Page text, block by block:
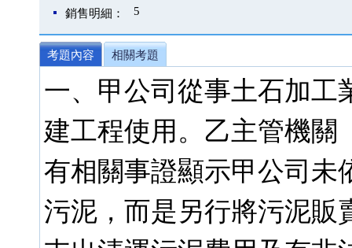
銷售明細：
5
考題內容 相關考題
一、甲公司從事土石加工
建工程使用。乙主管機關
有相關事證顯示甲公司未
污泥，而是另行將污泥販